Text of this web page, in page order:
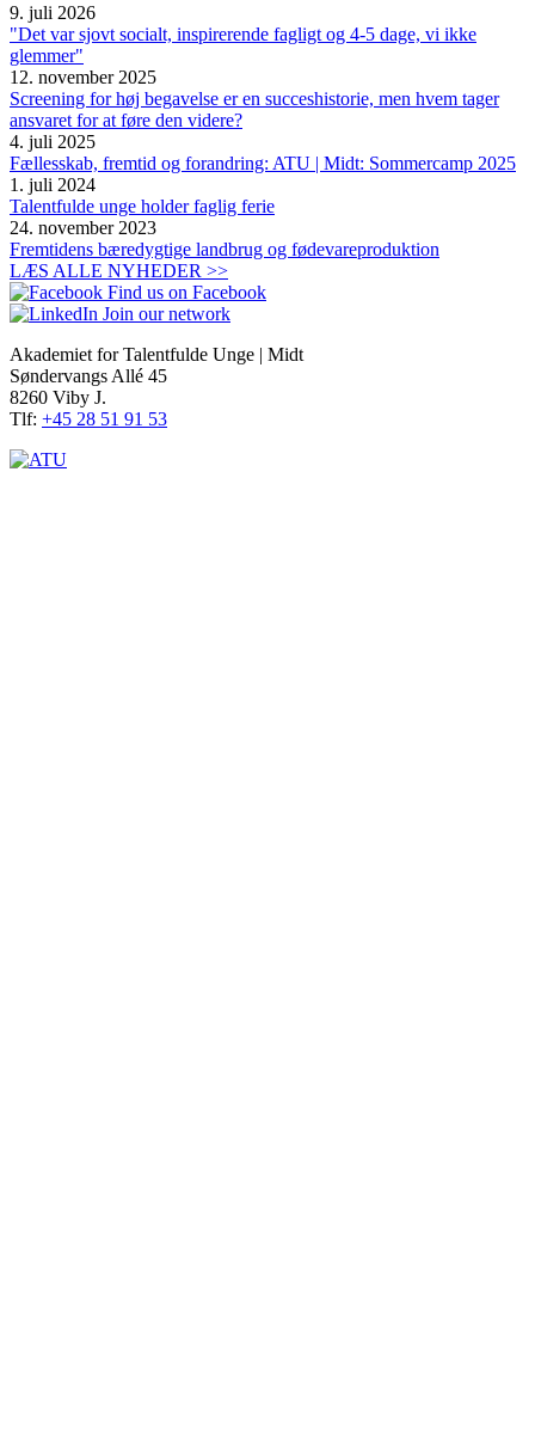
9. juli 2026
"Det var sjovt socialt, inspirerende fagligt og 4-5 dage, vi ikke
glemmer"
12. november 2025
Screening for høj begavelse er en succeshistorie, men hvem tager
ansvaret for at føre den videre?
4. juli 2025
Fællesskab, fremtid og forandring: ATU | Midt: Sommercamp 2025
1. juli 2024
Talentfulde unge holder faglig ferie
24. november 2023
Fremtidens bæredygtige landbrug og fødevareproduktion
LÆS ALLE NYHEDER >>
Find us on Facebook
Join our network
Akademiet for Talentfulde Unge | Midt
Søndervangs Allé 45
8260 Viby J.
Tlf: +45 28 51 91 53